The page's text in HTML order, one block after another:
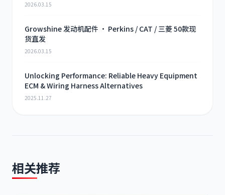
2026.03.15
Growshine 发动机配件 · Perkins / CAT / 三菱 50款现
货直发
2026.03.15
Unlocking Performance: Reliable Heavy Equipment
ECM & Wiring Harness Alternatives
2025.11.27
相关推荐